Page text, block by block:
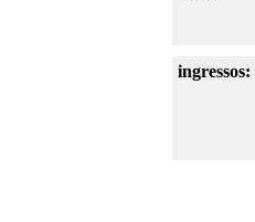
ingressos: